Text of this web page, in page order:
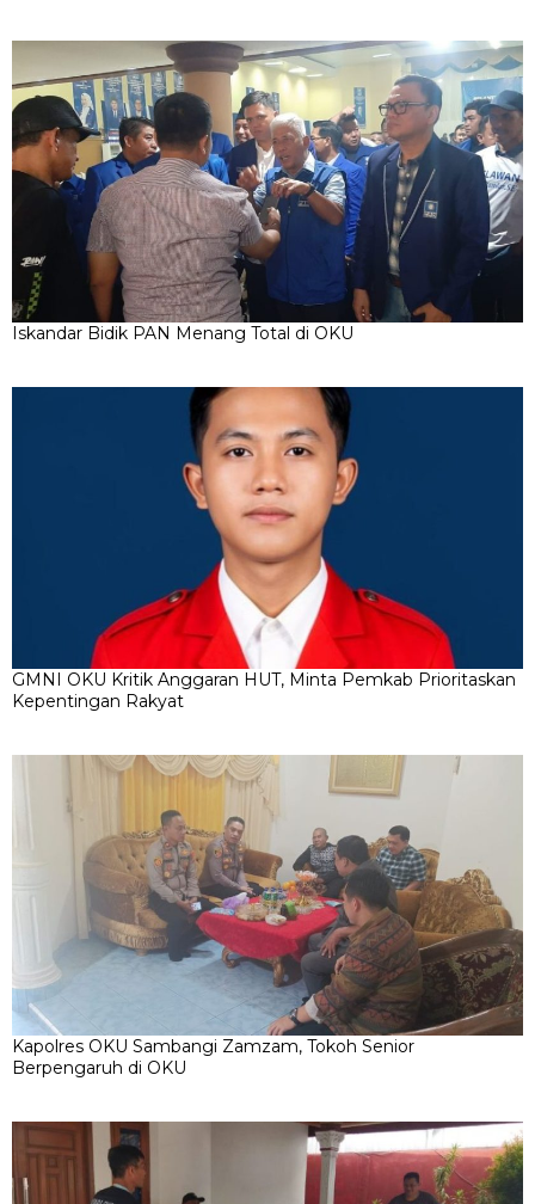
Iskandar Bidik PAN Menang Total di OKU
GMNI OKU Kritik Anggaran HUT, Minta Pemkab Prioritaskan
Kepentingan Rakyat
Kapolres OKU Sambangi Zamzam, Tokoh Senior
Berpengaruh di OKU